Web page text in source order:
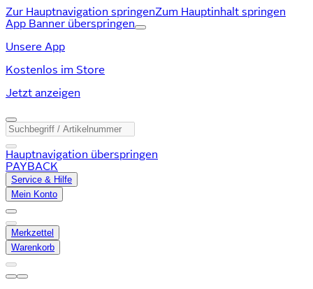
Zur Hauptnavigation springenZum Hauptinhalt springen
App Banner überspringen
Unsere App
Kostenlos im Store
Jetzt anzeigen
Hauptnavigation überspringen
PAYBACK
Service & Hilfe
Mein Konto
Merkzettel
Warenkorb